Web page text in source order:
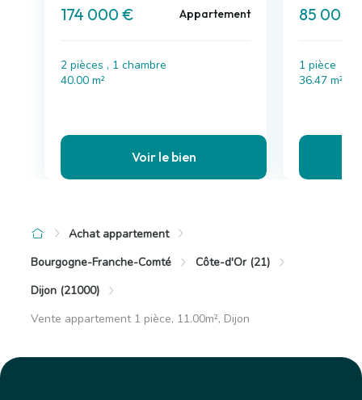
174 000 € Appartement
2 pièces , 1 chambre
40.00 m²
Voir le bien
85 000
1 pièce
36.47 m²
Achat appartement
Bourgogne-Franche-Comté
Côte-d'Or (21)
Dijon (21000)
Vente appartement 1 pièce, 11.00m², Dijon